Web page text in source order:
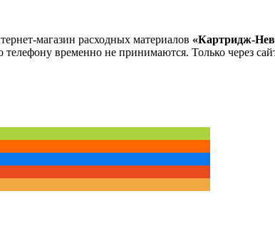
магазин расходных материалов «Картридж-
телефону временно не принимаются. Только через